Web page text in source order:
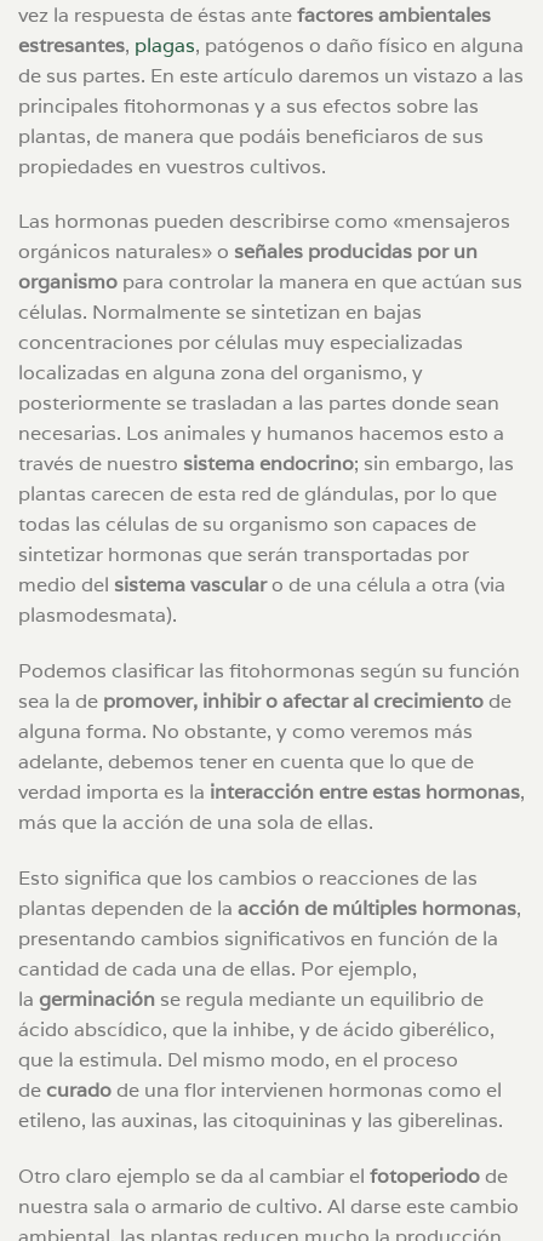
vez la respuesta de éstas antefactores ambientales
estresantes, plagas, patógenos o daño físico en alguna
de sus partes. En este artículo daremos un vistazo a las
principales fitohormonas y a sus efectos sobre las
plantas, de manera que podáis beneficiaros de sus
propiedades en vuestros cultivos.
Las hormonas pueden describirse como «mensajeros
orgánicos naturales» o señales producidas por un
organismo para controlar la manera en que actúan sus
células. Normalmente se sintetizan en bajas
concentraciones por células muy especializadas
localizadas en alguna zona del organismo, y
posteriormente se trasladan a las partes donde sean
necesarias. Los animales y humanos hacemos esto a
través de nuestro sistema endocrino; sin embargo, las
plantas carecen de esta red de glándulas, por lo que
todas las células de su organismo son capaces de
sintetizar hormonas que serán transportadas por
medio del sistema vascularo de una célula a otra (via
plasmodesmata).
Podemos clasificar las fitohormonas según su función
sea la de promover, inhibir o afectar al crecimientode
alguna forma. No obstante, y como veremos más
adelante, debemos tener en cuenta que lo que de
verdad importa es la interacción entre estas hormonas,
más que la acción de una sola de ellas.
Esto significa que los cambios o reacciones de las
plantas dependen de la acción de múltiples hormonas,
presentando cambios significativos en función de la
cantidad de cada una de ellas. Por ejemplo,
la germinación se regula mediante un equilibrio de
ácido abscídico, que la inhibe, y de ácido giberélico,
que la estimula. Del mismo modo, en el proceso
decuradode una flor intervienen hormonas como el
etileno, las auxinas, las citoquininas y las giberelinas.
Otro claro ejemplo se da al cambiar el fotoperiodode
nuestra sala o armario de cultivo. Al darse este cambio